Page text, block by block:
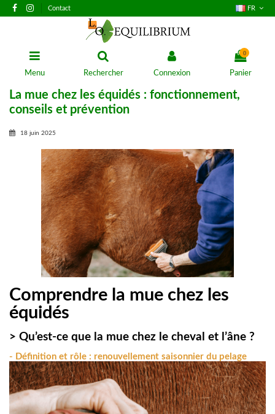
Contact FR
Menu Rechercher Connexion
0
Panier
La mue chez les équidés : fonctionnement,
conseils et prévention
18 juin 2025
Comprendre la mue chez les
équidés
> Qu’est-ce que la mue chez le cheval et l’âne ?
- Définition et rôle : renouvellement saisonnier du pelage